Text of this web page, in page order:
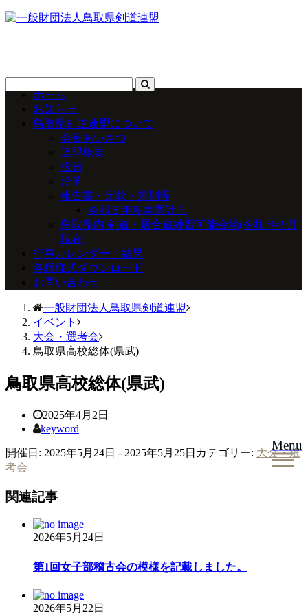
Menu
ホーム
お知らせ
鳥取県剣道連盟について
会長あいさつ
連盟概要
役員
沿革
報告書・定款・規則等
令和８年度事業計画
鳥取県内 剣道・居合道練習可能会場(令和7年9月
現在)
行事カレンダー・結果
各種様式ダウンロード
お問い合わせ
一般財団法人鳥取県剣道連盟
イベント
大会・選考会
鳥取県高校総体(県武)
鳥取県高校総体(県武)
2025年4月2日
keyword
開催日: 2025年5月24日 - 2025年5月25日 カテゴリー: 大会・選
考会
関連記事
2026年5月24日
第1回女子部稽古会の模様を記載しました。
2026年5月22日